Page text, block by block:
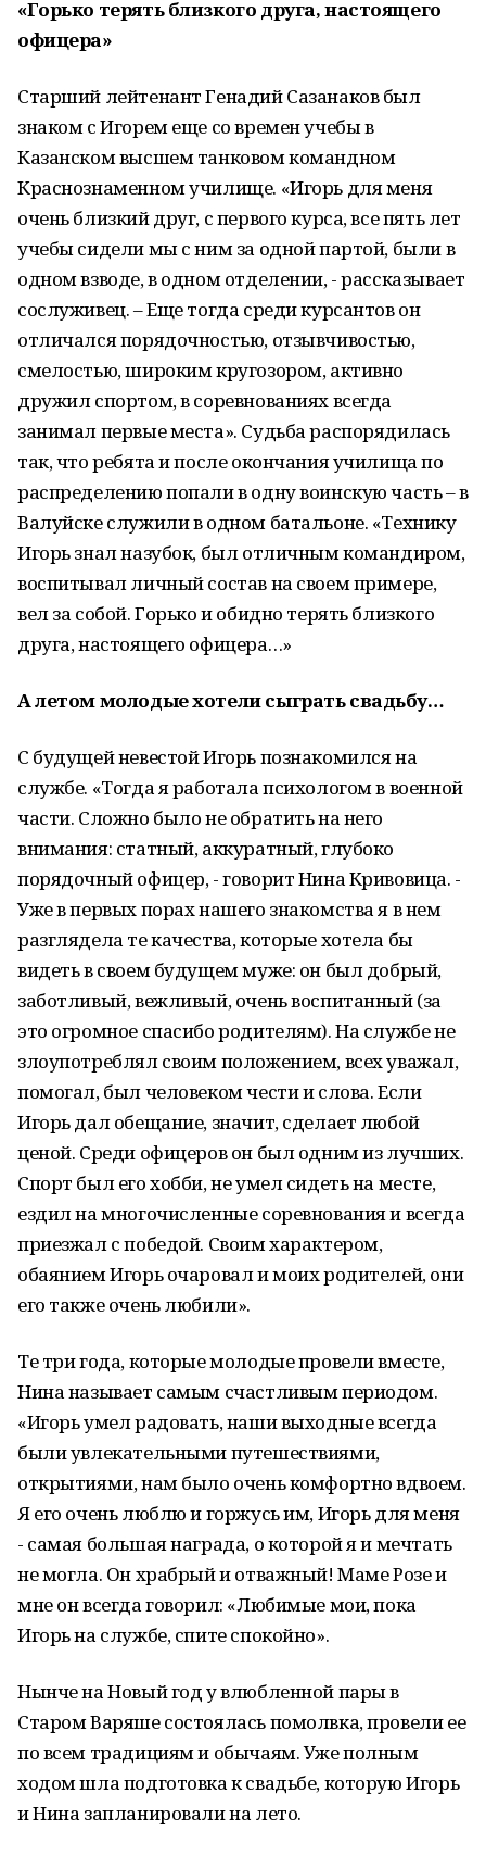
«Горько терять близкого друга, настоящего
офицера»
Старший лейтенант Генадий Сазанаков был
знаком с Игорем еще со времен учебы в
Казанском высшем танковом командном
Краснознаменном училище. «Игорь для меня
очень близкий друг, с первого курса, все пять лет
учебы сидели мы с ним за одной партой, были в
одном взводе, в одном отделении, - рассказывает
сослуживец. – Еще тогда среди курсантов он
отличался порядочностью, отзывчивостью,
смелостью, широким кругозором, активно
дружил спортом, в соревнованиях всегда
занимал первые места». Судьба распорядилась
так, что ребята и после окончания училища по
распределению попали в одну воинскую часть – в
Валуйске служили в одном батальоне. «Технику
Игорь знал назубок, был отличным командиром,
воспитывал личный состав на своем примере,
вел за собой. Горько и обидно терять близкого
друга, настоящего офицера…»
А летом молодые хотели сыграть свадьбу…
С будущей невестой Игорь познакомился на
службе. «Тогда я работала психологом в военной
части. Сложно было не обратить на него
внимания: статный, аккуратный, глубоко
порядочный офицер, - говорит Нина Кривовица. -
Уже в первых порах нашего знакомства я в нем
разглядела те качества, которые хотела бы
видеть в своем будущем муже: он был добрый,
заботливый, вежливый, очень воспитанный (за
это огромное спасибо родителям). На службе не
злоупотреблял своим положением, всех уважал,
помогал, был человеком чести и слова. Если
Игорь дал обещание, значит, сделает любой
ценой. Среди офицеров он был одним из лучших.
Спорт был его хобби, не умел сидеть на месте,
ездил на многочисленные соревнования и всегда
приезжал с победой. Своим характером,
обаянием Игорь очаровал и моих родителей, они
его также очень любили».
Те три года, которые молодые провели вместе,
Нина называет самым счастливым периодом.
«Игорь умел радовать, наши выходные всегда
были увлекательными путешествиями,
открытиями, нам было очень комфортно вдвоем.
Я его очень люблю и горжусь им, Игорь для меня
- самая большая награда, о которой я и мечтать
не могла. Он храбрый и отважный! Маме Розе и
мне он всегда говорил: «Любимые мои, пока
Игорь на службе, спите спокойно».
Нынче на Новый год у влюбленной пары в
Старом Варяше состоялась помолвка, провели ее
по всем традициям и обычаям. Уже полным
ходом шла подготовка к свадьбе, которую Игорь
и Нина запланировали на лето.